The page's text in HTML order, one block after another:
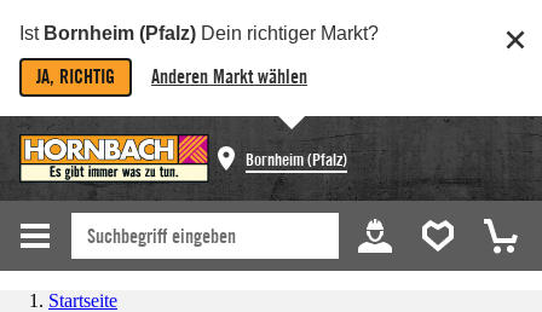
Ist Bornheim (Pfalz) Dein richtiger Markt?
JA, RICHTIG Anderen Markt wählen
Bornheim (Pfalz)
Startseite